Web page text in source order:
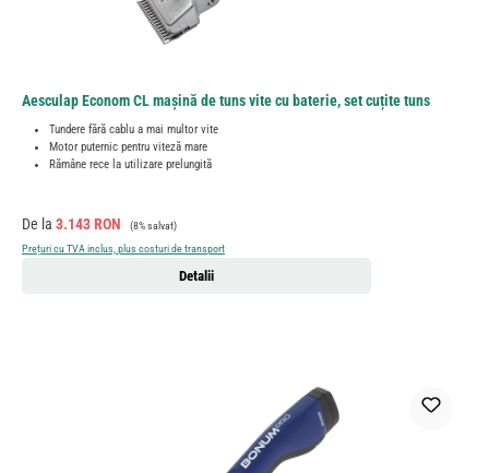
Aesculap Econom CL mașină de tuns vite cu baterie, set cuțite tuns
Tundere fără cablu a mai multor vite
Motor puternic pentru viteză mare
Rămâne rece la utilizare prelungită
Preț de vânzare:
De la 3.143 RON Preț obișnuit:
(8% salvat)
Prețuri cu TVA inclus, plus costuri de transport
Detalii